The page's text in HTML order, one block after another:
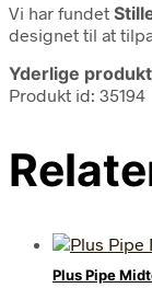
Vi har fundet
designet til at
Yderlige
Produkt id: 35194
Plus Pipe